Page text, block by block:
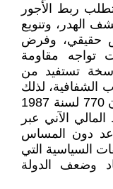
ربط الأجور
الهدر، وتنويع
حقيقي، وفرض
تواجه مقاومة
تستفيد من
الشفافية، لذلك
تلجأ الحكومة إلى حلول ترقيعية كقانون 770 لسنة 1987
الآني عبر
دون المساس
السياسية التي
وضعف الدولة